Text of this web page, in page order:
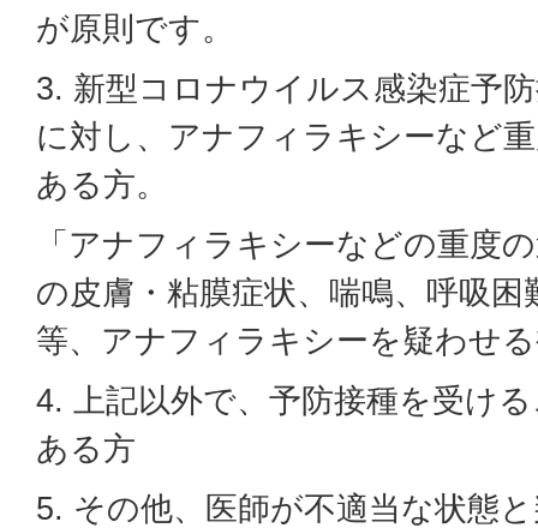
が原則です。
3. 新型コロナウイルス感染症予
に対し、アナフィラキシーなど
ある方。
「アナフィラキシーなどの重度
の皮膚・粘膜症状、喘鳴、呼吸困
等、アナフィラキシーを疑わせ
4. 上記以外で、予防接種を受け
ある方
5. その他、医師が不適当な状態